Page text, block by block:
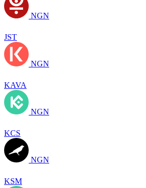
NGN
JST
NGN
KAVA
NGN
KCS
NGN
KSM